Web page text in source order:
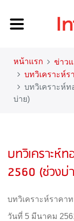
หน้าแรก
ข่าว
บทวิเคราะห์ร
บทวิเคราะห์ท
บ่าย)
บทวิเคราะห์
2560 (ช่วงบ่
บทวิเคราะห์ราคา
วันที่ 5 มีนาคม